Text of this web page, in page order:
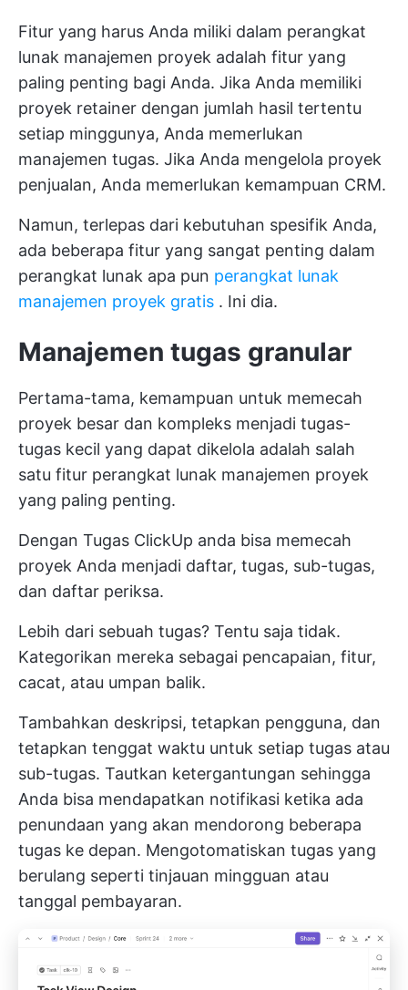
Fitur yang harus Anda miliki dalam perangkat
lunak manajemen proyek adalah fitur yang
paling penting bagi Anda. Jika Anda memiliki
proyek retainer dengan jumlah hasil tertentu
setiap minggunya, Anda memerlukan
manajemen tugas. Jika Anda mengelola proyek
penjualan, Anda memerlukan kemampuan CRM.
Namun, terlepas dari kebutuhan spesifik Anda,
ada beberapa fitur yang sangat penting dalam
perangkat lunak apa pun perangkat lunak
manajemen proyek gratis . Ini dia.
Manajemen tugas granular
Pertama-tama, kemampuan untuk memecah
proyek besar dan kompleks menjadi tugas-
tugas kecil yang dapat dikelola adalah salah
satu fitur perangkat lunak manajemen proyek
yang paling penting.
Dengan Tugas ClickUp anda bisa memecah
proyek Anda menjadi daftar, tugas, sub-tugas,
dan daftar periksa.
Lebih dari sebuah tugas? Tentu saja tidak.
Kategorikan mereka sebagai pencapaian, fitur,
cacat, atau umpan balik.
Tambahkan deskripsi, tetapkan pengguna, dan
tetapkan tenggat waktu untuk setiap tugas atau
sub-tugas. Tautkan ketergantungan sehingga
Anda bisa mendapatkan notifikasi ketika ada
penundaan yang akan mendorong beberapa
tugas ke depan. Mengotomatiskan tugas yang
berulang seperti tinjauan mingguan atau
tanggal pembayaran.